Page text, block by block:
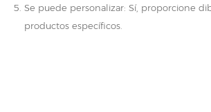
Se puede personalizar: Sí, proporcione
productos específicos.